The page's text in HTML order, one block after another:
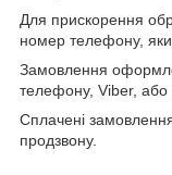
Для прискорення
номер телефону,
Замовлення
телефону, Viber,
Сплачені
продзвону.